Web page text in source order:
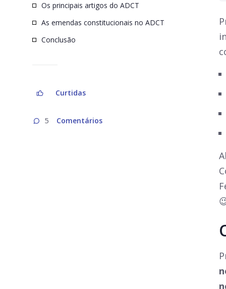
Os principais artigos do ADCT
As emendas constitucionais no ADCT
Conclusão
Curtidas
5 Comentários